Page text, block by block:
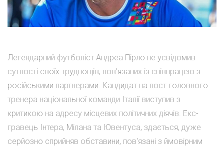
Легендарний футболіст Андреа Пірло не усвідомив
сутності своїх труднощів, пов'язаних із співпрацею з
російськими партнерами. Кандидат на пост головного
тренера національної команди Італії виступив з
критикою на адресу місцевих політичних діячів. Екс-
гравець Інтера, Мілана та Ювентуса, здається, дуже
серйозно сприйняв обставини, пов'язані з ймовірним